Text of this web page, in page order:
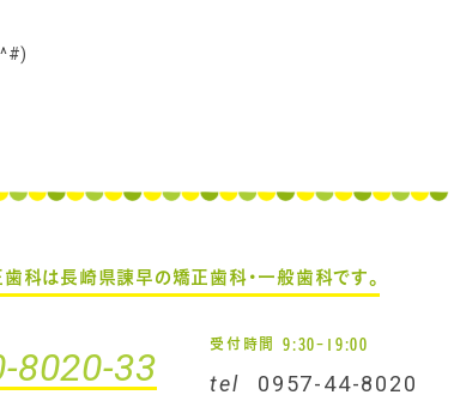
歯科は長崎県諌早の矯正歯科・一般歯科です。
8020-33
受付時間 9:30-19:00
tel
0957-44-8020